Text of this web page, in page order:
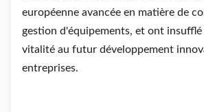
européenne avancée en matière de
gestion d'équipements, et ont
vitalité au futur développement
entreprises.